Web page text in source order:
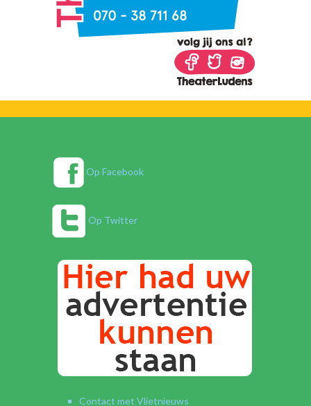
Op Facebook
Op Twitter
Contact met Vlietnieuws